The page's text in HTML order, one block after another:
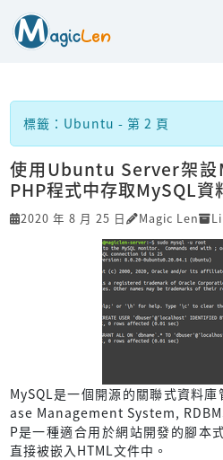
標籤：Ubuntu - 第 2 頁
使用Ubuntu Server架設
PHP程式中存取MySQL資
2020 年 8 月 25 日 Magic Len
MySQL是一個開源的關聯式資料
ase Management System,
P是一種適合用於網站開發的腳本
直接被嵌入HTML文件中。